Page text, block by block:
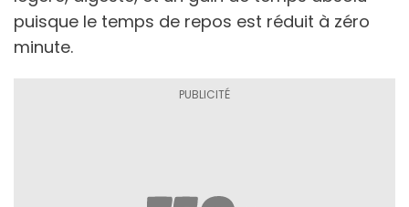
puisque le temps de repos est réduit à zéro
minute.